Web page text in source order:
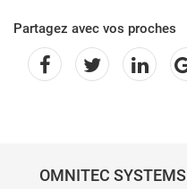
Partagez avec vos proches
OMNITEC SYSTEMS